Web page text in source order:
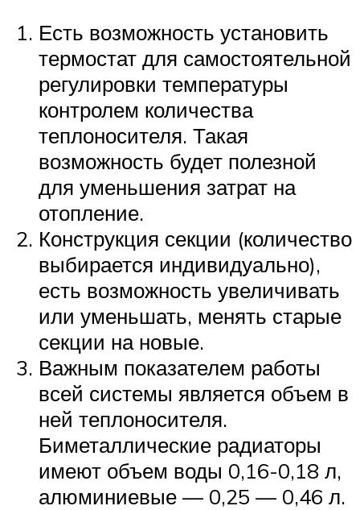
Есть возможность установить
термостат для самостоятельной
регулировки температуры
контролем количества
теплоносителя. Такая
возможность будет полезной
для уменьшения затрат на
отопление.
Конструкция секции (количество
выбирается индивидуально),
есть возможность увеличивать
или уменьшать, менять старые
секции на новые.
Важным показателем работы
всей системы является объем в
ней теплоносителя.
Биметаллические радиаторы
имеют объем воды 0,16-0,18 л,
алюминиевые — 0,25 — 0,46 л.